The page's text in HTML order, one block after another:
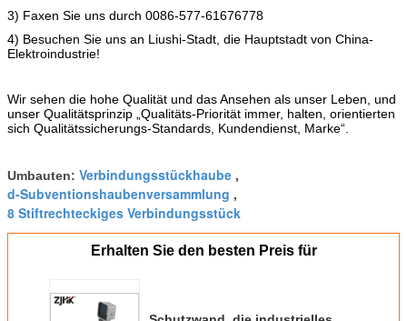
3) Faxen Sie uns durch 0086-577-61676778
4) Besuchen Sie uns an Liushi-Stadt, die Hauptstadt von China-
Elektroindustrie!
Wir sehen die hohe Qualität und das Ansehen als unser Leben, und
unser Qualitätsprinzip „Qualitäts-Priorität immer, halten, orientierten
sich Qualitätssicherungs-Standards, Kundendienst, Marke“.
Umbauten: Verbindungsstückhaube ,
d-Subventionshaubenversammlung ,
8 Stiftrechteckiges Verbindungsstück
Erhalten Sie den besten Preis für